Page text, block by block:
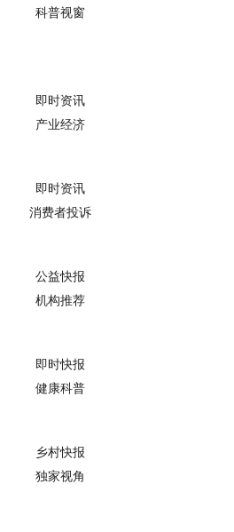
科普视窗
即时资讯
产业经济
即时资讯
消费者投诉
公益快报
机构推荐
即时快报
健康科普
乡村快报
独家视角